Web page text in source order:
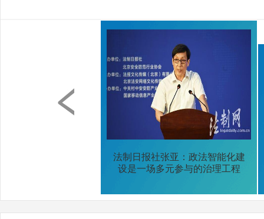
法制日报社张亚：政法智能化建
设是一场多元参与的治理工程